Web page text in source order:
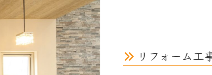
リフォーム工